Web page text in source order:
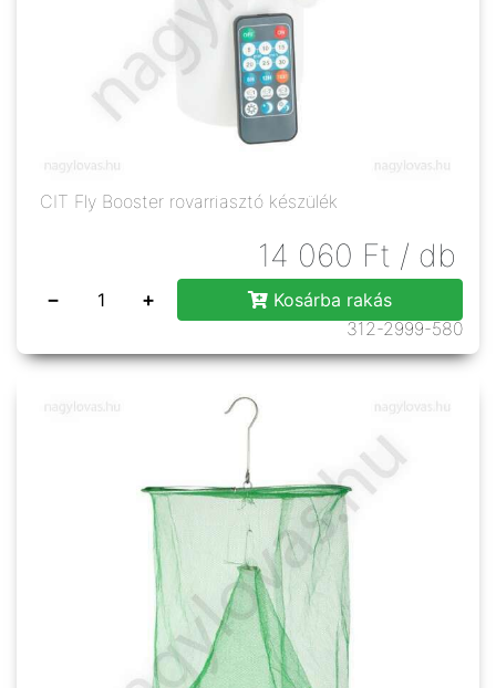
CIT Fly Booster rovarriasztó készülék
14 060 Ft / db
− +
Kosárba rakás
312-2999-580